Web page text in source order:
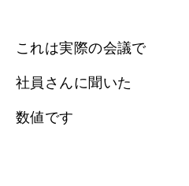
これは実際の会議で
社員さんに聞いた
数値です